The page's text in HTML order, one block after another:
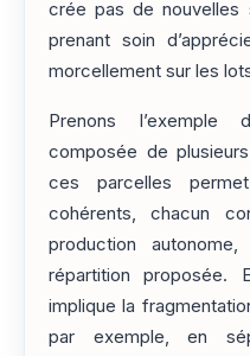
crée pas de nouvelles
prenant soin
morcellement sur les
Prenons l’exemple
composée de
ces parcelles
cohérents, chacun
production
répartition proposée.
implique la
par exemple, en